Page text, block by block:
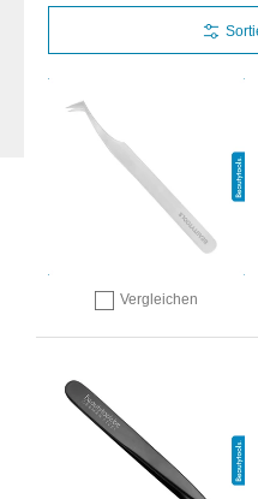
Hinzufügen zum
Vergleichen